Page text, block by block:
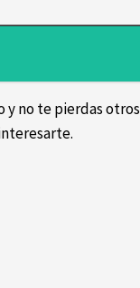
y no te pierdas otros